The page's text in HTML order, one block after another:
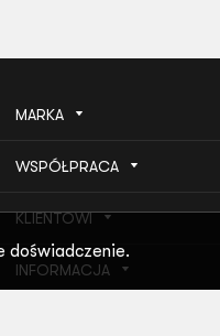
MARKA
WSPÓŁPRACA
KLIENTOWI
INFORMACJA
doświadczenie.